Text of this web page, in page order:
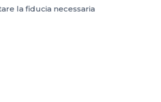
la fiducia necessaria